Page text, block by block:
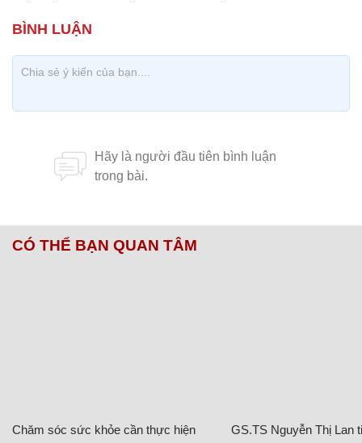
CÓ THỂ BẠN QUAN TÂM
Chăm sóc sức khỏe cần thực hiện
GS.TS Nguyễn Thị Lan